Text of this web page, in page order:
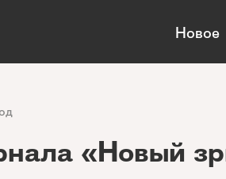
Новое
«Новый